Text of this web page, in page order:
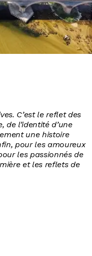
C’est le reflet des
de l’identité d’une
une histoire
pour les amoureux
les passionnés de
et les reflets de